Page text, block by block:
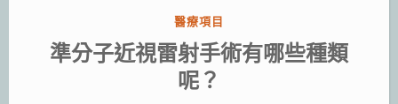
分
類:
醫療項目
準分子近視雷射手術有哪些種類
呢？